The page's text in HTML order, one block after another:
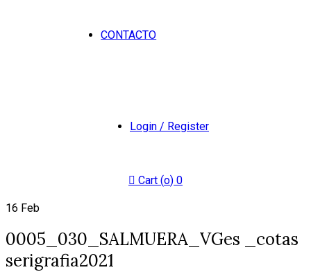
CONTACTO
Login / Register
Cart (o) 0
16 Feb
0005_030_SALMUERA_VGes _cotas
serigrafia2021